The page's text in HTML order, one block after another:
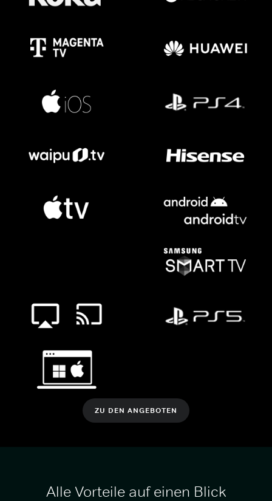
ZU DEN ANGEBOTEN
Alle Vorteile auf einen Blick